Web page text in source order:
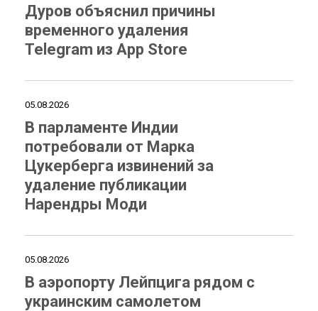
Дуров объяснил причины
временного удаления
Telegram из App Store
05.08.2026
В парламенте Индии
потребовали от Марка
Цукерберга извинений за
удаление публикации
Нарендры Моди
05.08.2026
В аэропорту Лейпцига рядом с
украинским самолетом